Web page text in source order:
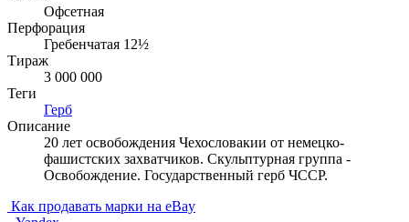
Офсетная
Перфорация
Гребенчатая 12½
Тираж
3 000 000
Теги
Герб
Описание
20 лет освобождения Чехословакии от немецко-
фашистских захватчиков. Скульптурная группа -
Освобождение. Государственный герб ЧССР.
Как продавать марки на eBay